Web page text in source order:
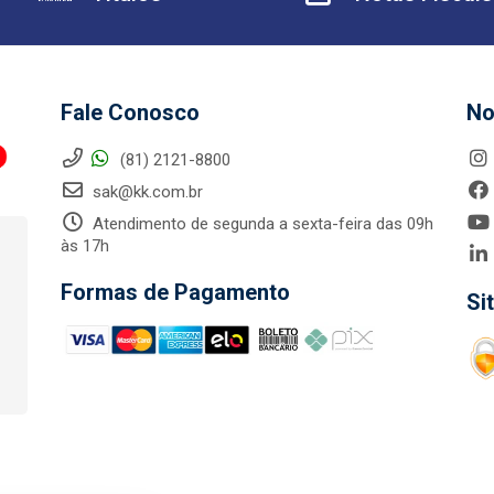
Fale Conosco
(81) 2121-8800
sak@kk.com.br
Atendimento de segunda a sexta-feira das 09h
às 17h
Formas de Pagamento